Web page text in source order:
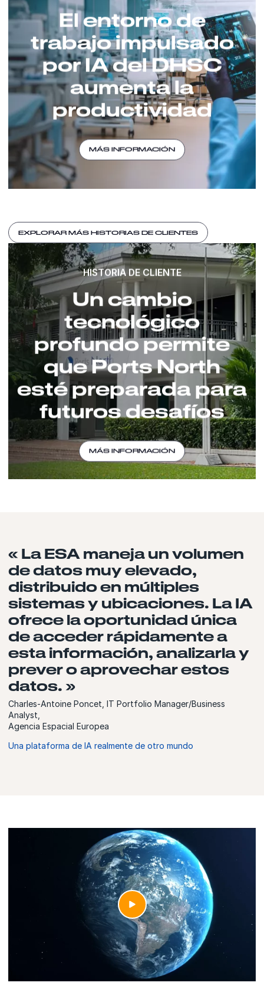
El entorno de
trabajo impulsado
por IA del DHSC
aumenta la
productividad
MÁS INFORMACIÓN
EXPLORAR MÁS HISTORIAS DE CLIENTES
HISTORIA DE CLIENTE
Un cambio
tecnológico
profundo permite
que Ports North
esté preparada para
futuros desafíos
MÁS INFORMACIÓN
« La ESA maneja un volumen
de datos muy elevado,
distribuido en múltiples
sistemas y ubicaciones. La IA
ofrece la oportunidad única
de acceder rápidamente a
esta información, analizarla y
prever o aprovechar estos
datos. »
Charles-Antoine Poncet, IT Portfolio Manager/Business
Analyst,
Agencia Espacial Europea
Una plataforma de IA realmente de otro mundo